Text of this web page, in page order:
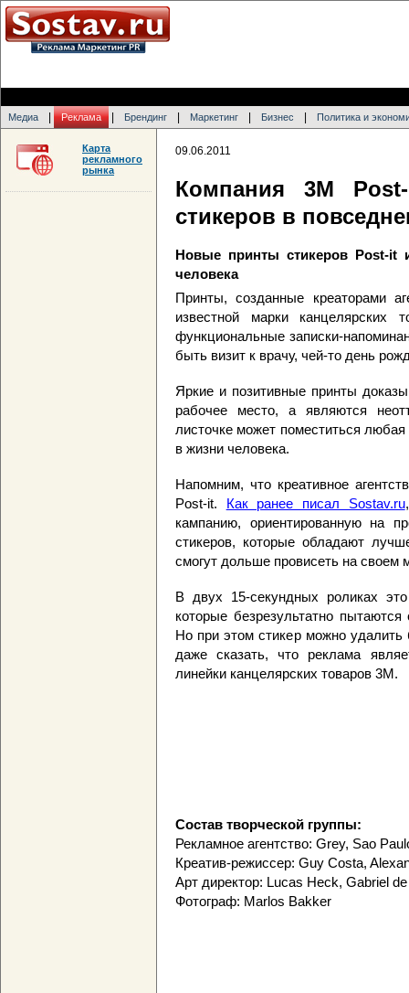
Медиа Реклама Брендинг Маркетинг Бизнес Политика и
09.06.2011
Компания 3М
стикеров в
Новые принты стикеров Post-it
человека
Принты, созданные креаторами
известной марки
функциональные записки-
быть визит к врачу, чей-то день
Яркие и позитивные принты
рабочее место, а являются
листочке может поместиться
в жизни человека.
Напомним, что креативное
Post-it. Как ранее писал Sostav.ru
кампанию, ориентированную на
стикеров, которые обладают
смогут дольше провисеть на своем
В двух 15-секундных роликах
которые безрезультатно
Но при этом стикер можно
даже сказать, что реклама
линейки канцелярских товаров 3M.
Cостав творческой группы:
Рекламное агентство: Grey, Sao
Креатив-режиссер: Guy Costa,
Арт директор: Lucas Heck, Gabriel
Фотограф: Marlos Bakker
Карта
рекламного
рынка